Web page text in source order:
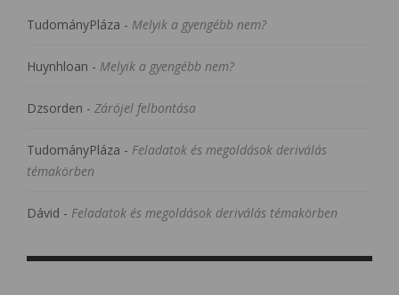
TudományPláza - Melyik a gyengébb nem?
Huynhloan - Melyik a gyengébb nem?
Dzsorden - Zárójel felbontása
TudományPláza - Feladatok és megoldások deriválás
témakörben
Dávid - Feladatok és megoldások deriválás témakörben